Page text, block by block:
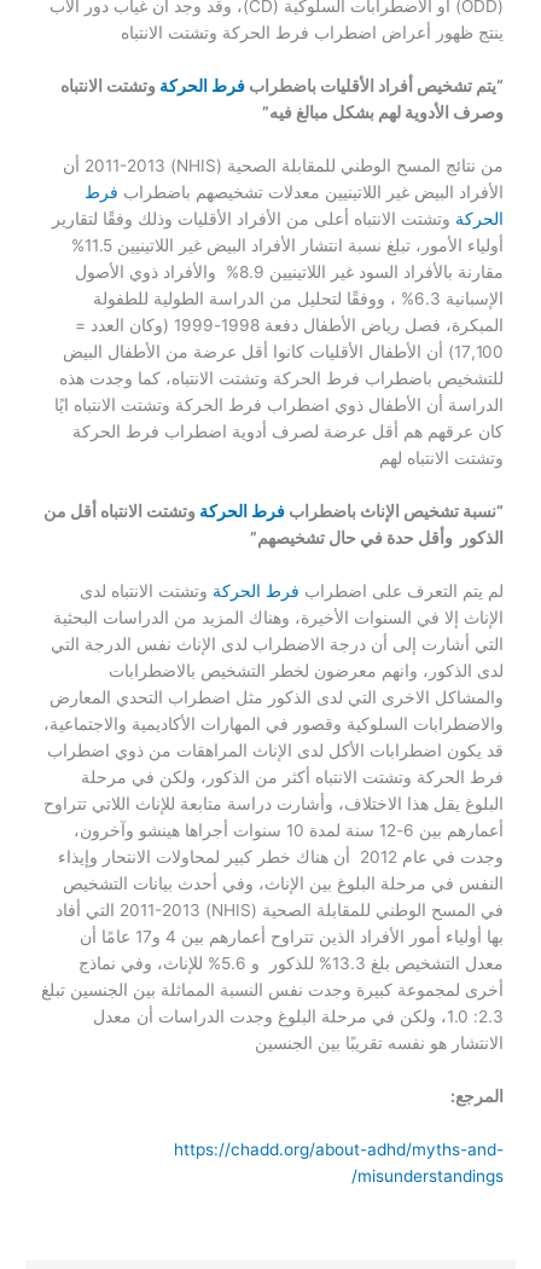
(ODD) أو الاضطرابات السلوكية (CD)، وقد وجد أن غياب دور الأب
ينتج ظهور أعراض اضطراب فرط الحركة وتشتت الانتباه
“يتم تشخيص أفراد الأقليات باضطرابفرط الحركة وتشتت الانتباه
وصرف الأدوية لهم بشكل مبالغ فيه”
من نتائج المسح الوطني للمقابلة الصحية (NHIS) 2011-2013
أن
الأفراد البيض غير اللاتينيين معدلات تشخيصهم باضطراب فرط
الحركة وتشتت الانتباه أعلى من الأفراد الأقليات وذلك وفقًا لتقارير
أولياء الأمور،
تبلغ نسبة انتشار الأفراد البيض غير اللاتينيين 11.5%
مقارنة بالأفراد السود غير اللاتينيين 8.9% والأفراد ذوي الأصول
الإسبانية 6.3% ، ووفقًا لتحليل من الدراسة الطولية للطفولة
المبكرة، فصل رياض الأطفال دفعة 1998-1999 (وكان العدد =
17,100) أن الأطفال الأقليات كانوا أقل عرضة من الأطفال البيض
للتشخيص باضطراب فرط الحركة وتشتت الانتباه، كما وجدت هذه
الدراسة أن الأطفال ذوي اضطراب فرط الحركة وتشتت الانتباه ايًا
كان عرقهم هم أقل عرضة لصرف أدوية اضطراب فرط الحركة
وتشتت الانتباه لهم
“نسبة تشخيص الإناث باضطرابفرط الحركة وتشتت الانتباه أقل من
الذكور وأقل حدة في حال تشخيصهم”
لم يتم التعرف على اضطراب فرط الحركة وتشتت الانتباه لدى
الإناث إلا في السنوات الأخيرة، وهناك المزيد من الدراسات البحثية
التي أشارت إلى أن درجة الاضطراب لدى الإناث نفس الدرجة التي
لدى الذكور، وانهم معرضون لخطر التشخيص بالاضطرابات
والمشاكل الاخرى التي لدى الذكور مثل اضطراب التحدي المعارض
والاضطرابات السلوكية وقصور في المهارات الأكاديمية والاجتماعية،
قد يكون اضطرابات الأكل لدى الإناث المراهقات من ذوي اضطراب
فرط الحركة وتشتت الانتباه أكثر من الذكور، ولكن في مرحلة
البلوغ يقل هذا الاختلاف، وأشارت دراسة متابعة للإناث اللاتي تتراوح
أعمارهم بين 6-12 سنة لمدة 10 سنوات أجراها هينشو وآخرون،
وجدت في عام 2012 أن هناك خطر كبير لمحاولات الانتحار وإيذاء
النفس في مرحلة البلوغ بين الإناث، وفي أحدث بيانات التشخيص
في المسح الوطني للمقابلة الصحية (NHIS) 2011-2013 التي أفاد
بها أولياء أمور الأفراد الذين تتراوح أعمارهم بين 4 و17 عامًا أن
معدل التشخيص بلغ 13.3% للذكور و 5.6% للإناث، وفي نماذج
أخرى لمجموعة كبيرة وجدت نفس النسبة المماثلة بين الجنسين تبلغ
2.3: 1.0، ولكن في مرحلة البلوغ وجدت الدراسات أن معدل
الانتشار هو نفسه تقريبًا بين الجنسين
المرجع:
https://chadd.org/about-adhd/myths-and-
misunderstandings/